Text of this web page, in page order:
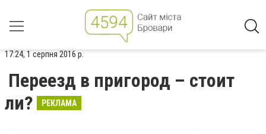
17:24, 1 серпня 2016 р.
Переезд в пригород – стоит
ли?
РЕКЛАМА